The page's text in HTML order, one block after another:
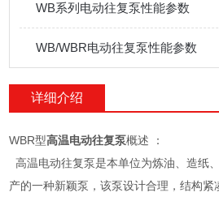
WB系列电动往复泵性能参数
WB/WBR电动往复泵性能参数
详细介绍
WBR型高温电动往复泵概述 ：
高温电动往复泵是本单位为炼油、造纸
产的一种新颖泵，该泵设计合理，结构